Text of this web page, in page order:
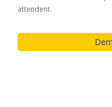
attendent.